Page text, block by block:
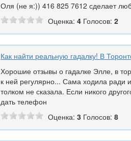
Оля (не я:)) 416 825 7612 сделает
Оценка: 4 Голосов: 2
Как найти реальную гадалку! В
Хорошие отзывы о гадалке Элле, в
к ней регулярно... Сама ходила ради
толком не сказала. Если никого
дать телефон
Оценка: 3 Голосов: 8